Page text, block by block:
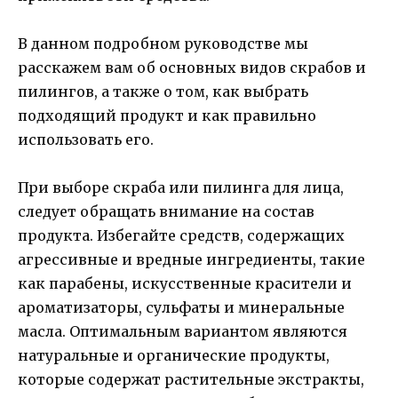
В данном подробном руководстве мы
расскажем вам об основных видов скрабов и
пилингов, а также о том, как выбрать
подходящий продукт и как правильно
использовать его.
При выборе скраба или пилинга для лица,
следует обращать внимание на состав
продукта. Избегайте средств, содержащих
агрессивные и вредные ингредиенты, такие
как парабены, искусственные красители и
ароматизаторы, сульфаты и минеральные
масла. Оптимальным вариантом являются
натуральные и органические продукты,
которые содержат растительные экстракты,